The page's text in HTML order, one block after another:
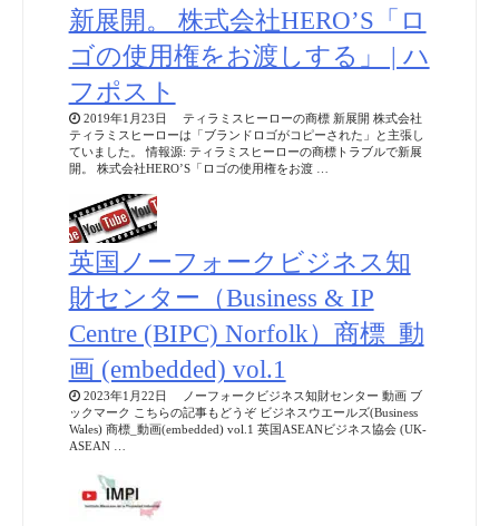
新展開。 株式会社HERO’S「ロ
ゴの使用権をお渡しする」 | ハ
フポスト
2019年1月23日 ティラミスヒーローの商標 新展開 株式会社
ティラミスヒーローは「ブランドロゴがコピーされた」と主張し
ていました。 情報源: ティラミスヒーローの商標トラブルで新展
開。 株式会社HERO’S「ロゴの使用権をお渡 …
英国ノーフォークビジネス知
財センター（Business & IP
Centre (BIPC) Norfolk）商標_動
画 (embedded) vol.1
2023年1月22日 ノーフォークビジネス知財センター 動画 ブ
ックマーク こちらの記事もどうぞ ビジネスウエールズ(Business
Wales) 商標_動画(embedded) vol.1 英国ASEANビジネス協会 (UK-
ASEAN …